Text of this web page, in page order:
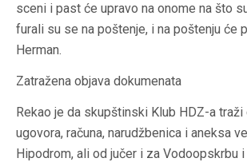
sceni i past će upravo na onome na što
furali su se na poštenje, i na poštenju će
Herman.
Zatražena objava dokumenata
Rekao je da skupštinski Klub HDZ-a traži
ugovora, računa, narudžbenica i aneksa
Hipodrom, ali od jučer i za Vodoopskrbu i